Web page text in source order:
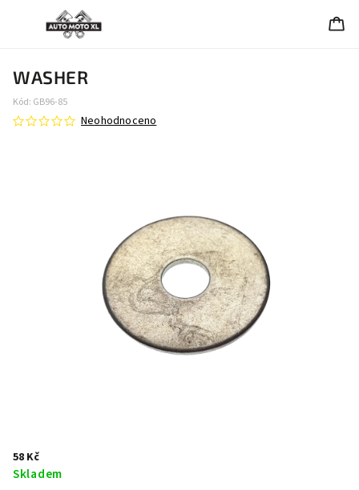
WASHER
Kód: GB96-85
Neohodnoceno
58 Kč
Skladem